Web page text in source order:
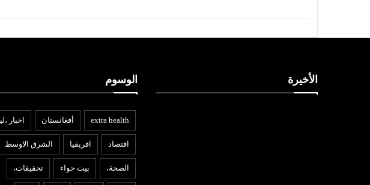
الأخيرة الوسوم
extra health أفغانستان اخبار
افتصاد افريقيا الشرق الاوسط
الصحة، بيت حواء تحقيقات،